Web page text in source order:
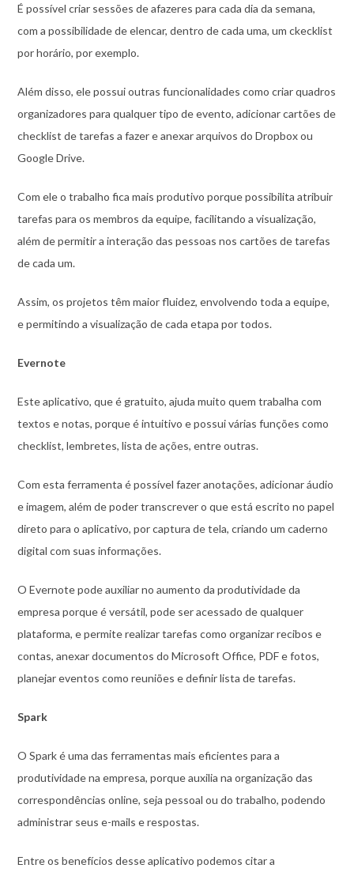
É possível criar sessões de afazeres para cada dia da semana,
com a possibilidade de elencar, dentro de cada uma, um ckecklist
por horário, por exemplo.
Além disso, ele possui outras funcionalidades como criar quadros
organizadores para qualquer tipo de evento, adicionar cartões de
checklist de tarefas a fazer e anexar arquivos do Dropbox ou
Google Drive.
Com ele o trabalho fica mais produtivo porque possibilita atribuir
tarefas para os membros da equipe, facilitando a visualização,
além de permitir a interação das pessoas nos cartões de tarefas
de cada um.
Assim, os projetos têm maior fluidez, envolvendo toda a equipe,
e permitindo a visualização de cada etapa por todos.
Evernote
Este aplicativo, que é gratuito, ajuda muito quem trabalha com
textos e notas, porque é intuitivo e possui várias funções como
checklist, lembretes, lista de ações, entre outras.
Com esta ferramenta é possível fazer anotações, adicionar áudio
e imagem, além de poder transcrever o que está escrito no papel
direto para o aplicativo, por captura de tela, criando um caderno
digital com suas informações.
O Evernote pode auxiliar no aumento da produtividade da
empresa porque é versátil, pode ser acessado de qualquer
plataforma, e permite realizar tarefas como organizar recibos e
contas, anexar documentos do Microsoft Office, PDF e fotos,
planejar eventos como reuniões e definir lista de tarefas.
Spark
O Spark é uma das ferramentas mais eficientes para a
produtividade na empresa, porque auxilia na organização das
correspondências online, seja pessoal ou do trabalho, podendo
administrar seus e-mails e respostas.
Entre os benefícios desse aplicativo podemos citar a